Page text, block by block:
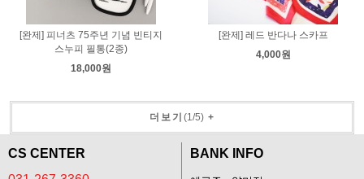
[완제] 피너츠 75주년 기념 빈티지
스누피 필통(2종)
18,000원
[완제] 레드 반다나 스카프
4,000원
더보기 (1/5)+
CS CENTER
BANK INFO